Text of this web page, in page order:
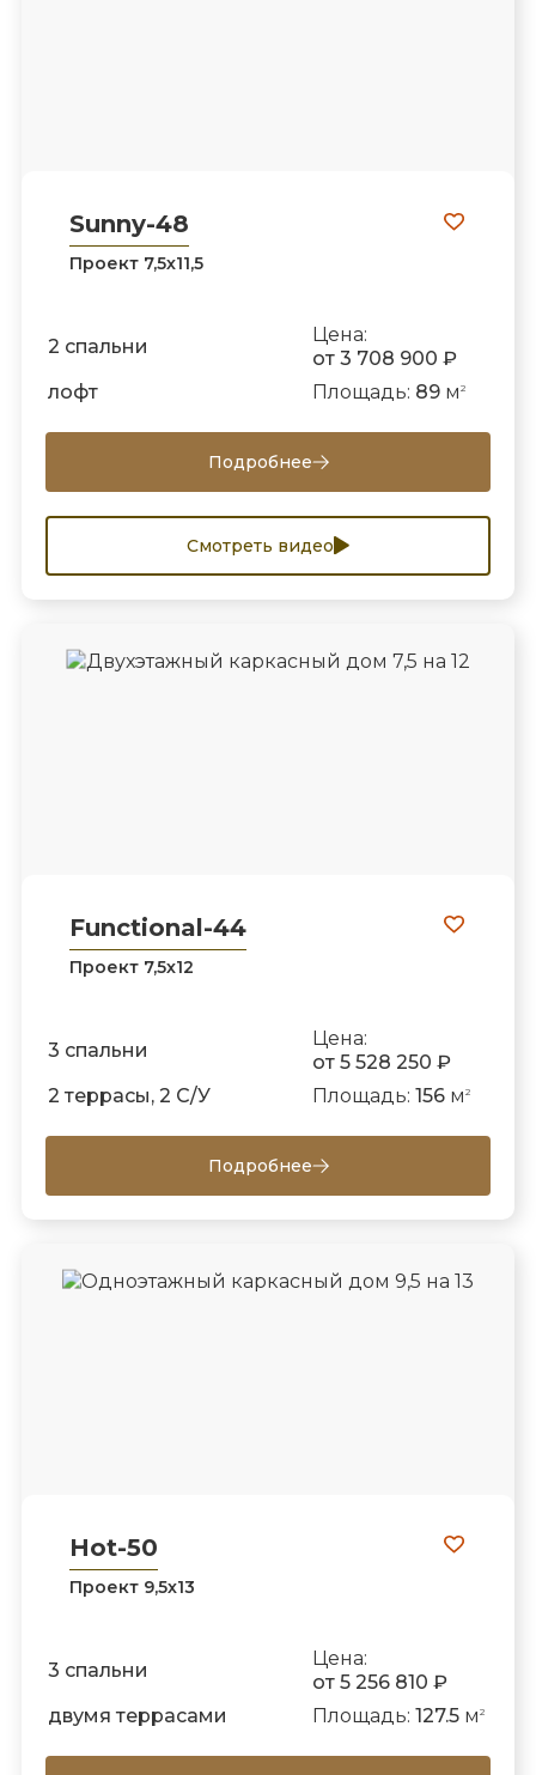
Sunny-48
Проект 7,5х11,5
2 спальни
Цена:
от 3 708 900 ₽
лофт
Площадь: 89м 2
Подробнее
Смотреть видео
Functional-44
Проект 7,5х12
3 спальни
Цена:
от 5 528 250 ₽
2 террасы, 2 С/У
Площадь: 156м 2
Подробнее
Hot-50
Проект 9,5х13
3 спальни
Цена:
от 5 256 810 ₽
двумя террасами
Площадь: 127.5м 2